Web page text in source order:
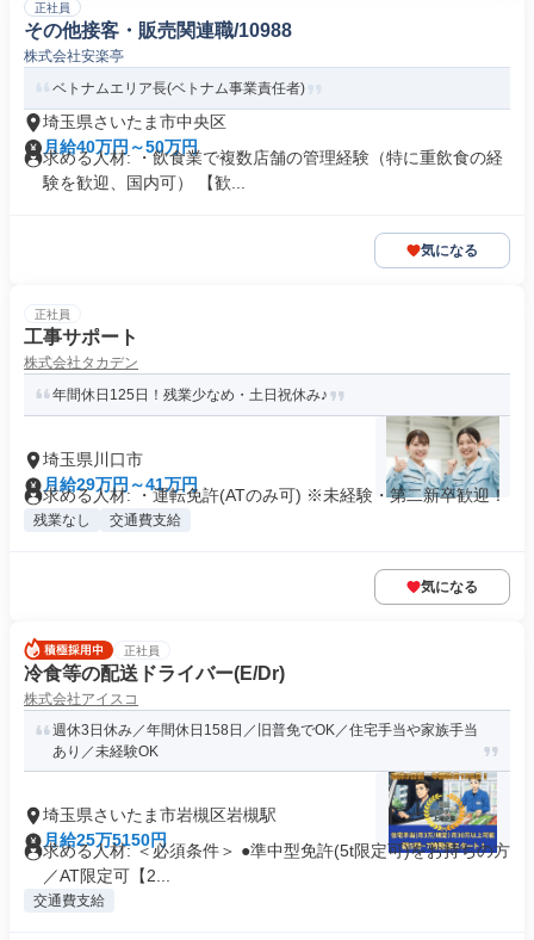
正社員
その他接客・販売関連職/10988
株式会社安楽亭
ベトナムエリア長(ベトナム事業責任者)
埼玉県さいたま市中央区
月給40万円～50万円
求める人材: ・飲食業で複数店舗の管理経験（特に重飲食の経
験を歓迎、国内可） 【歓...
気になる
正社員
工事サポート
株式会社タカデン
年間休日125日！残業少なめ・土日祝休み♪
埼玉県川口市
月給29万円～41万円
求める人材: ・運転免許(ATのみ可) ※未経験・第二新卒歓迎！
残業なし 交通費支給
気になる
正社員
冷食等の配送ドライバー(E/Dr)
株式会社アイスコ
週休3日休み／年間休日158日／旧普免でOK／住宅手当や家族手当
あり／未経験OK
埼玉県さいたま市岩槻区岩槻駅
月給25万5150円
求める人材: ＜必須条件＞ ●準中型免許(5t限定可)をお持ちの方
／AT限定可【2...
交通費支給